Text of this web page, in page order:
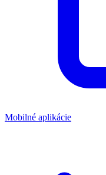
Mobilné aplikácie